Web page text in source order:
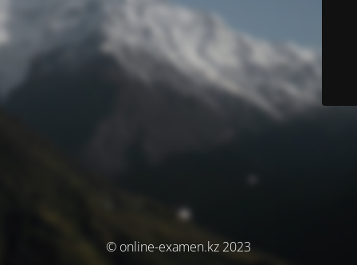
© online-examen.kz 2023